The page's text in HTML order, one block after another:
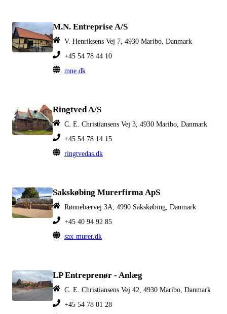
M.N. Entreprise A/S
V. Henriksens Vej 7, 4930 Maribo, Danmark
+45 54 78 44 10
mne.dk
Ringtved A/S
C. E. Christiansens Vej 3, 4930 Maribo, Danmark
+45 54 78 14 15
ringtvedas.dk
Sakskøbing Murerfirma ApS
Rønnebærvej 3A, 4990 Sakskøbing, Danmark
+45 40 94 92 85
sax-murer.dk
LP Entreprenør - Anlæg
C. E. Christiansens Vej 42, 4930 Maribo, Danmark
+45 54 78 01 28